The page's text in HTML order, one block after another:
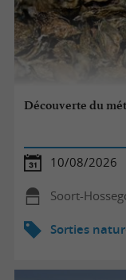
Découverte du
10/08/2026
Soort-
Sorties